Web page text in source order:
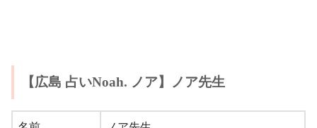
【広島 占いNoah. ノア】ノア先生